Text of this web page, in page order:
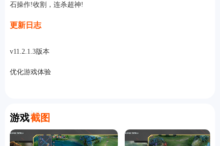
石操作!收割，连杀超神!
更新日志
v11.2.1.3版本
优化游戏体验
游戏截图
Screenshot